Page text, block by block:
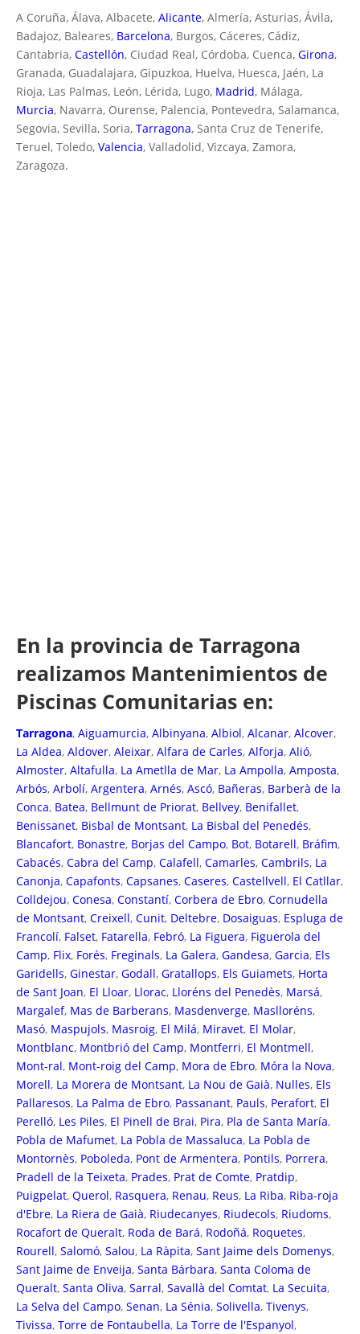
A Coruña, Álava, Albacete, Alicante, Almería, Asturias, Ávila,
Badajoz, Baleares, Barcelona, Burgos, Cáceres, Cádiz,
Cantabria, Castellón, Ciudad Real, Córdoba, Cuenca, Girona,
Granada, Guadalajara, Gipuzkoa, Huelva, Huesca, Jaén, La
Rioja, Las Palmas, León, Lérida, Lugo, Madrid, Málaga,
Murcia, Navarra, Ourense, Palencia, Pontevedra, Salamanca,
Segovia, Sevilla, Soria, Tarragona, Santa Cruz de Tenerife,
Teruel, Toledo, Valencia, Valladolid, Vizcaya, Zamora,
Zaragoza.
En la provincia de Tarragona
realizamos Mantenimientos de
Piscinas Comunitarias en:
Tarragona, Aiguamurcia, Albinyana, Albiol, Alcanar, Alcover,
La Aldea, Aldover, Aleixar, Alfara de Carles, Alforja, Alió,
Almoster, Altafulla, La Ametlla de Mar, La Ampolla, Amposta,
Arbós, Arbolí, Argentera, Arnés, Ascó, Bañeras, Barberà de la
Conca, Batea, Bellmunt de Priorat, Bellvey, Benifallet,
Benissanet, Bisbal de Montsant, La Bisbal del Penedés,
Blancafort, Bonastre, Borjas del Campo, Bot, Botarell, Bráfim,
Cabacés, Cabra del Camp, Calafell, Camarles, Cambrils, La
Canonja, Capafonts, Capsanes, Caseres, Castellvell, El Catllar,
Colldejou, Conesa, Constantí, Corbera de Ebro, Cornudella
de Montsant, Creixell, Cunit, Deltebre, Dosaiguas, Espluga de
Francolí, Falset, Fatarella, Febró, La Figuera, Figuerola del
Camp, Flix, Forés, Freginals, La Galera, Gandesa, Garcia, Els
Garidells, Ginestar, Godall, Gratallops, Els Guiamets, Horta
de Sant Joan, El Lloar, Llorac, Lloréns del Penedès, Marsá,
Margalef, Mas de Barberans, Masdenverge, Maslloréns,
Masó, Maspujols, Masroig, El Milá, Miravet, El Molar,
Montblanc, Montbrió del Camp, Montferri, El Montmell,
Mont-ral, Mont-roig del Camp, Mora de Ebro, Móra la Nova,
Morell, La Morera de Montsant, La Nou de Gaià, Nulles, Els
Pallaresos, La Palma de Ebro, Passanant, Pauls, Perafort, El
Perelló, Les Piles, El Pinell de Brai, Pira, Pla de Santa María,
Pobla de Mafumet, La Pobla de Massaluca, La Pobla de
Montornès, Poboleda, Pont de Armentera, Pontils, Porrera,
Pradell de la Teixeta, Prades, Prat de Comte, Pratdip,
Puigpelat, Querol, Rasquera, Renau, Reus, La Riba, Riba-roja
d'Ebre, La Riera de Gaià, Riudecanyes, Riudecols, Riudoms,
Rocafort de Queralt, Roda de Bará, Rodoñá, Roquetes,
Rourell, Salomó, Salou, La Ràpita, Sant Jaime dels Domenys,
Sant Jaime de Enveija, Santa Bárbara, Santa Coloma de
Queralt, Santa Oliva, Sarral, Savallà del Comtat, La Secuita,
La Selva del Campo, Senan, La Sénia, Solivella, Tivenys,
Tivissa, Torre de Fontaubella, La Torre de l'Espanyol,